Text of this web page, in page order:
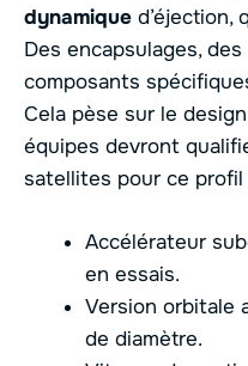
dynamique d’éjection,
Des encapsulages,
composants
Cela pèse sur le
équipes devront
satellites pour ce profil
Accélérateur
en essais.
Version orbitale
de diamètre.